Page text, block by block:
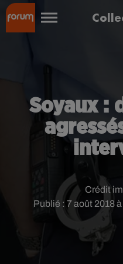
Soyaux :
Publié : 7 août 2018
Crédit